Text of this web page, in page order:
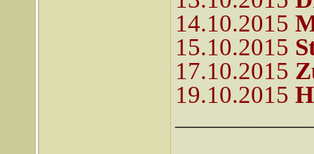
14.10.2015
15.10.2015
17.10.2015
19.10.2015